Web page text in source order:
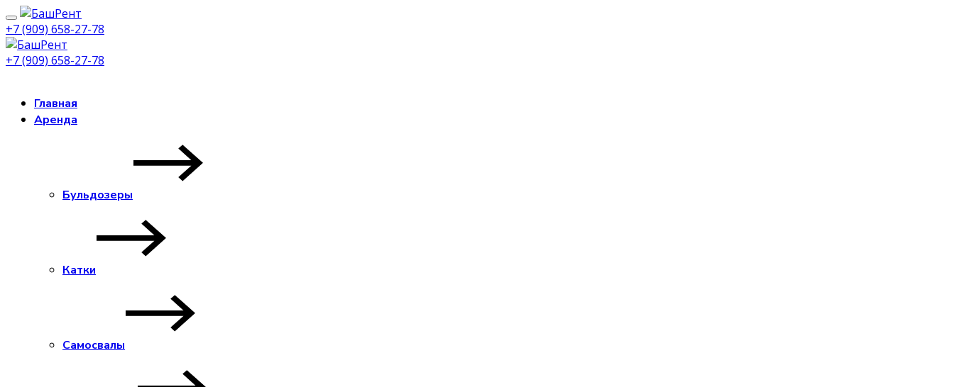
+7 (909) 658-27-78
+7 (909) 658-27-78
Главная
Аренда
Бульдозеры
Катки
Самосвалы